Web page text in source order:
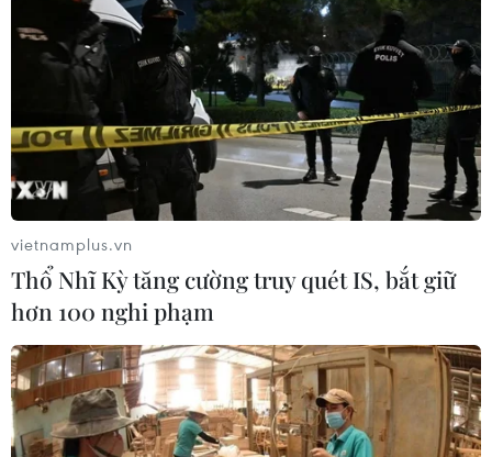
Giá dầu thô tăng vọt khi xung đột tại
Trung Đông leo thang trở lại
04/06/2026 01:06
Việc đóng cửa kéo dài tại eo biển Hormuz tiếp tục gây
nghẽn nguồn cung năng lượng toàn cầu, tạo ra áp lực
tăng giá liên tục lên thị trường dầu mỏ.
vietnamplus.vn
Thổ Nhĩ Kỳ tăng cường truy quét IS, bắt giữ
hơn 100 nghi phạm